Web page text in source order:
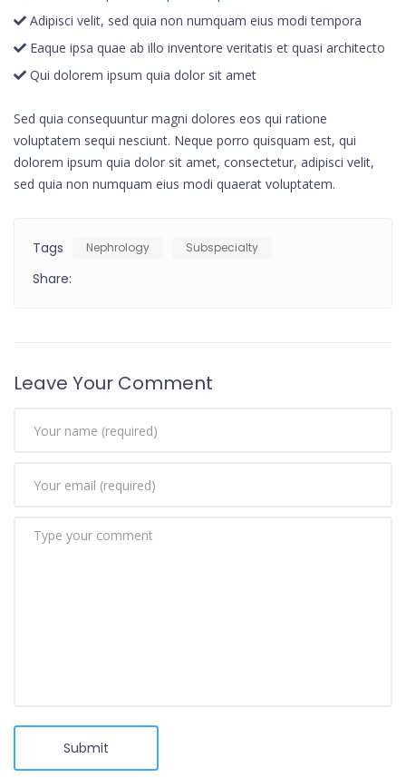
Adipisci velit, sed quia non numquam eius modi tempora
Eaque ipsa quae ab illo inventore veritatis et quasi architecto
Qui dolorem ipsum quia dolor sit amet
Sed quia consequuntur magni dolores eos qui ratione
voluptatem sequi nesciunt. Neque porro quisquam est, qui
dolorem ipsum quia dolor sit amet, consectetur, adipisci velit,
sed quia non numquam eius modi quaerat voluptatem.
Tags Nephrology Subspecialty
Share:
Leave Your Comment
Submit